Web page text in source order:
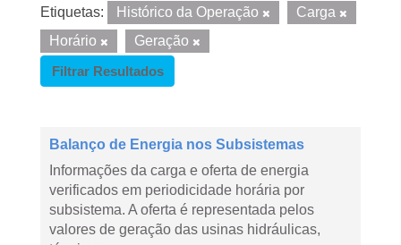
Etiquetas: Histórico da Operação
Carga
Horário
Geração
Filtrar Resultados
Balanço de Energia nos Subsistemas
Informações da carga e oferta de energia
verificados em periodicidade horária por
subsistema. A oferta é representada pelos
valores de geração das usinas hidráulicas,